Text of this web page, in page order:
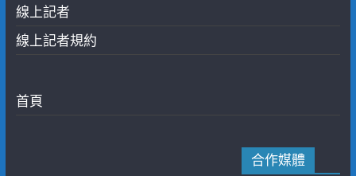
線上記者
線上記者規約
首頁
合作媒體